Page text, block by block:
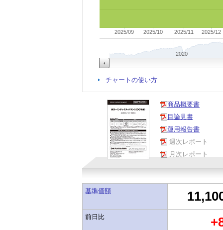
2025/09 2025/10 2025/11 2025/12
2020
チャートの使い方
商品概要書
目論見書
運用報告書
週次レポート
月次レポート
基準価額
前日比